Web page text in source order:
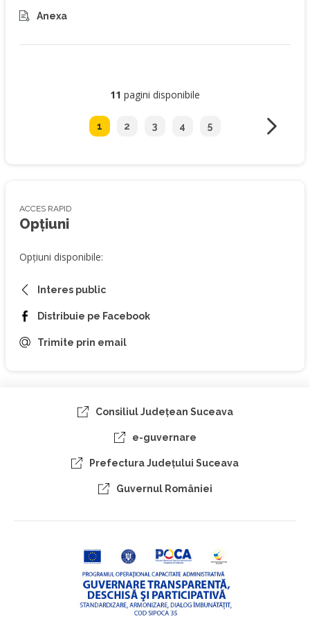
Anexa
11 pagini disponibile
1 2 3 4 5
ACCES RAPID
Opțiuni
Opțiuni disponibile:
Interes public
Distribuie pe Facebook
Trimite prin email
Consiliul Judeţean Suceava
e-guvernare
Prefectura Judeţului Suceava
Guvernul României